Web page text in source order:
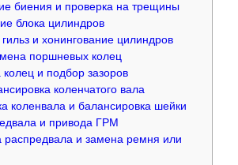
биения и проверка на трещины
блока цилиндров
гильз и хонингование цилиндров
поршневых колец
колец и подбор зазоров
коленчатого вала
коленвала и балансировка шейки
и привода ГРМ
распредвала и замена ремня или